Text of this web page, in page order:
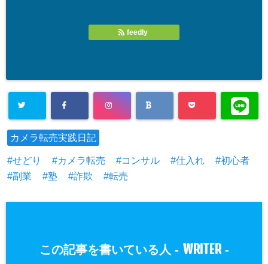
feedly
カメラ転売実践日記
せどり カメラ転売 コンサル 仕入れ
初心者
副業
塾 詐欺 転売
この記事を書いている人 - WRITER-